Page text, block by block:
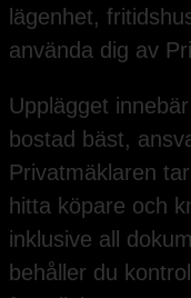
lägenhet,
använda dig av
Upplägget
bostad bäst,
Privatmäklaren
hitta köpare och
inklusive all
behåller du